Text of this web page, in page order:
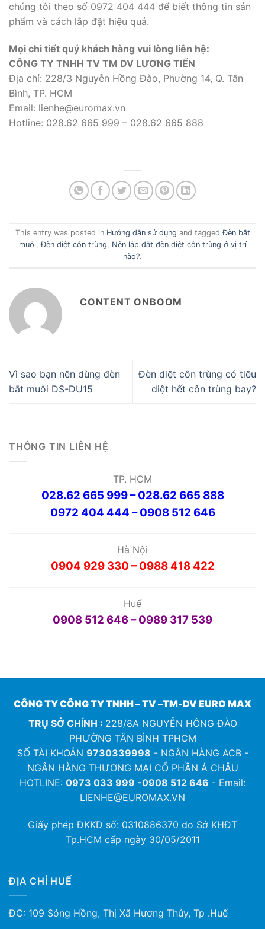
chúng tôi theo số 0972 404 444 để biết thông tin sản
phẩm và cách lắp đặt hiệu quả.
Mọi chi tiết quý khách hàng vui lòng liên hệ:
CÔNG TY TNHH TV TM DV LƯƠNG TIẾN
Địa chỉ: 228/3 Nguyễn Hồng Đào, Phường 14, Q. Tân
Bình, TP. HCM
Email: lienhe@euromax.vn
Hotline: 028.62 665 999 – 028.62 665 888
This entry was posted in Hướng dẫn sử dụng and taggedĐèn bắt
muỗi,Đèn diệt côn trùng, Nên lắp đặt đèn diệt côn trùng ở vị trí
nào?.
CONTENT ONBOOM
Vì sao bạn nên dùng đèn
bắt muỗi DS-DU15
Đèn diệt côn trùng có tiêu
diệt hết côn trùng bay?
THÔNG TIN LIÊN HỆ
TP. HCM
028.62 665 999 – 028.62 665 888
0972 404 444 – 0908 512 646
Hà Nội
0904 929 330 – 0988 418 422
Huế
0908 512 646 – 0989 317 539
CÔNG TY CÔNG TY TNHH – TV –TM-DV EURO MAX
TRỤ SỞ CHÍNH : 228/8A NGUYỄN HÔNG ĐÀO
PHƯỜNG TÂN BÌNH TPHCM
SỐ TÀI KHOẢN 9730339998 - NGÂN HÀNG ACB -
NGÂN HÀNG THƯƠNG MẠI CỔ PHẦN Á CHÂU
HOTLINE: 0973 033 999 -0908 512 646 - Email:
LIENHE@EUROMAX.VN
Giấy phép ĐKKD số: 0310886370 do Sở KHĐT
Tp.HCM cấp ngày 30/05/2011
ĐỊA CHỈ HUẾ
ĐC: 109 Sóng Hồng, Thị Xã Hương Thủy, Tp .Huế